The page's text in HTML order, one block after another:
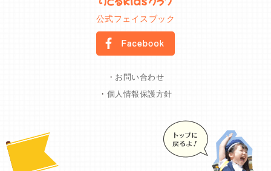
公式フェイスブック
・ お問い合わせ
・ 個人情報保護方針